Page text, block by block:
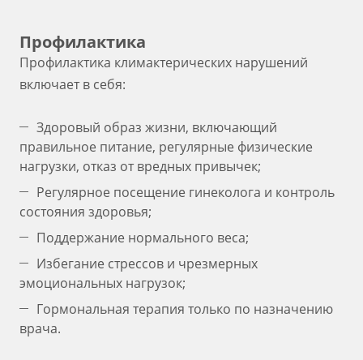
Профилактика
Профилактика климактерических нарушений
включает в себя:
Здоровый образ жизни, включающий
правильное питание, регулярные физические
нагрузки, отказ от вредных привычек;
Регулярное посещение гинеколога и контроль
состояния здоровья;
Поддержание нормального веса;
Избегание стрессов и чрезмерных
эмоциональных нагрузок;
Гормональная терапия только по назначению
врача.